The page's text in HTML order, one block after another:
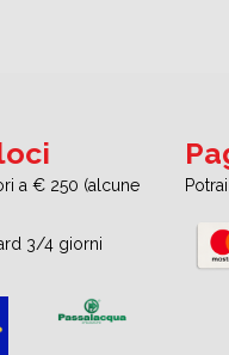
a € 250 (alcune
3/4 giorni